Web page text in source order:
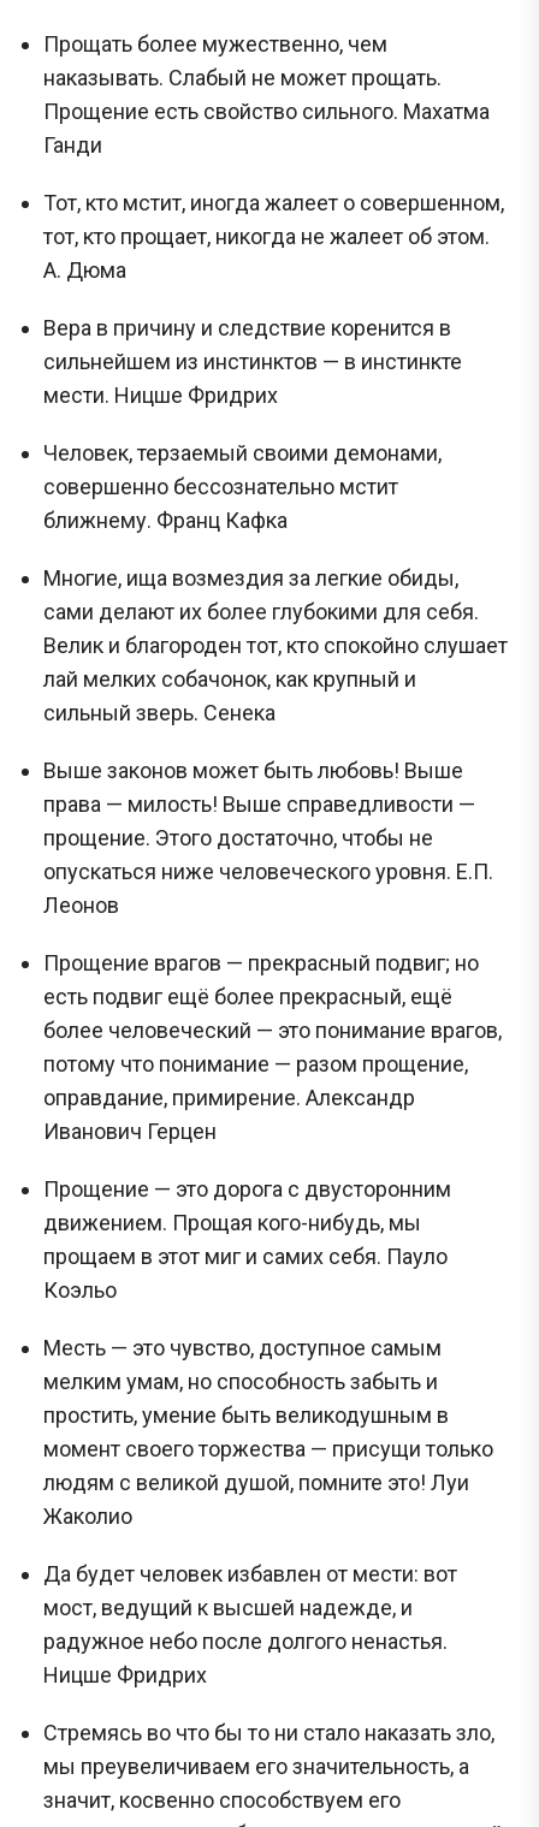
Прощать более мужественно, чем
наказывать. Слабый не может прощать.
Прощение есть свойство сильного. Махатма
Ганди
Тот, кто мстит, иногда жалеет о совершенном,
тот, кто прощает, никогда не жалеет об этом.
А. Дюма
Вера в причину и следствие коренится в
сильнейшем из инстинктов — в инстинкте
мести. Ницше Фридрих
Человек, терзаемый своими демонами,
совершенно бессознательно мстит
ближнему. Франц Кафка
Многие, ища возмездия за легкие обиды,
сами делают их более глубокими для себя.
Велик и благороден тот, кто спокойно слушает
лай мелких собачонок, как крупный и
сильный зверь. Сенека
Выше законов может быть любовь! Выше
права — милость! Выше справедливости —
прощение. Этого достаточно, чтобы не
опускаться ниже человеческого уровня. Е.П.
Леонов
Прощение врагов — прекрасный подвиг; но
есть подвиг ещё более прекрасный, ещё
более человеческий — это понимание врагов,
потому что понимание — разом прощение,
оправдание, примирение. Александр
Иванович Герцен
Прощение — это дорога с двусторонним
движением. Прощая кого-нибудь, мы
прощаем в этот миг и самих себя. Пауло
Коэльо
Месть — это чувство, доступное самым
мелким умам, но способность забыть и
простить, умение быть великодушным в
момент своего торжества — присущи только
людям с великой душой, помните это! Луи
Жаколио
Да будет человек избавлен от мести: вот
мост, ведущий к высшей надежде, и
радужное небо после долгого ненастья.
Ницше Фридрих
Стремясь во что бы то ни стало наказать зло,
мы преувеличиваем его значительность, а
значит, косвенно способствуем его